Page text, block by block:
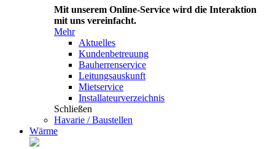
Mit unserem Online-Service wird die Interaktion
mit uns vereinfacht.
Mehr
Aktuelles
Kundenbetreuung
Bauherrenservice
Leitungsauskunft
Mietservice
Installateurverzeichnis
Schließen
Havarie / Baustellen
Wärme